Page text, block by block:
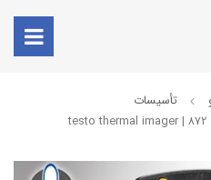
تأسیسات